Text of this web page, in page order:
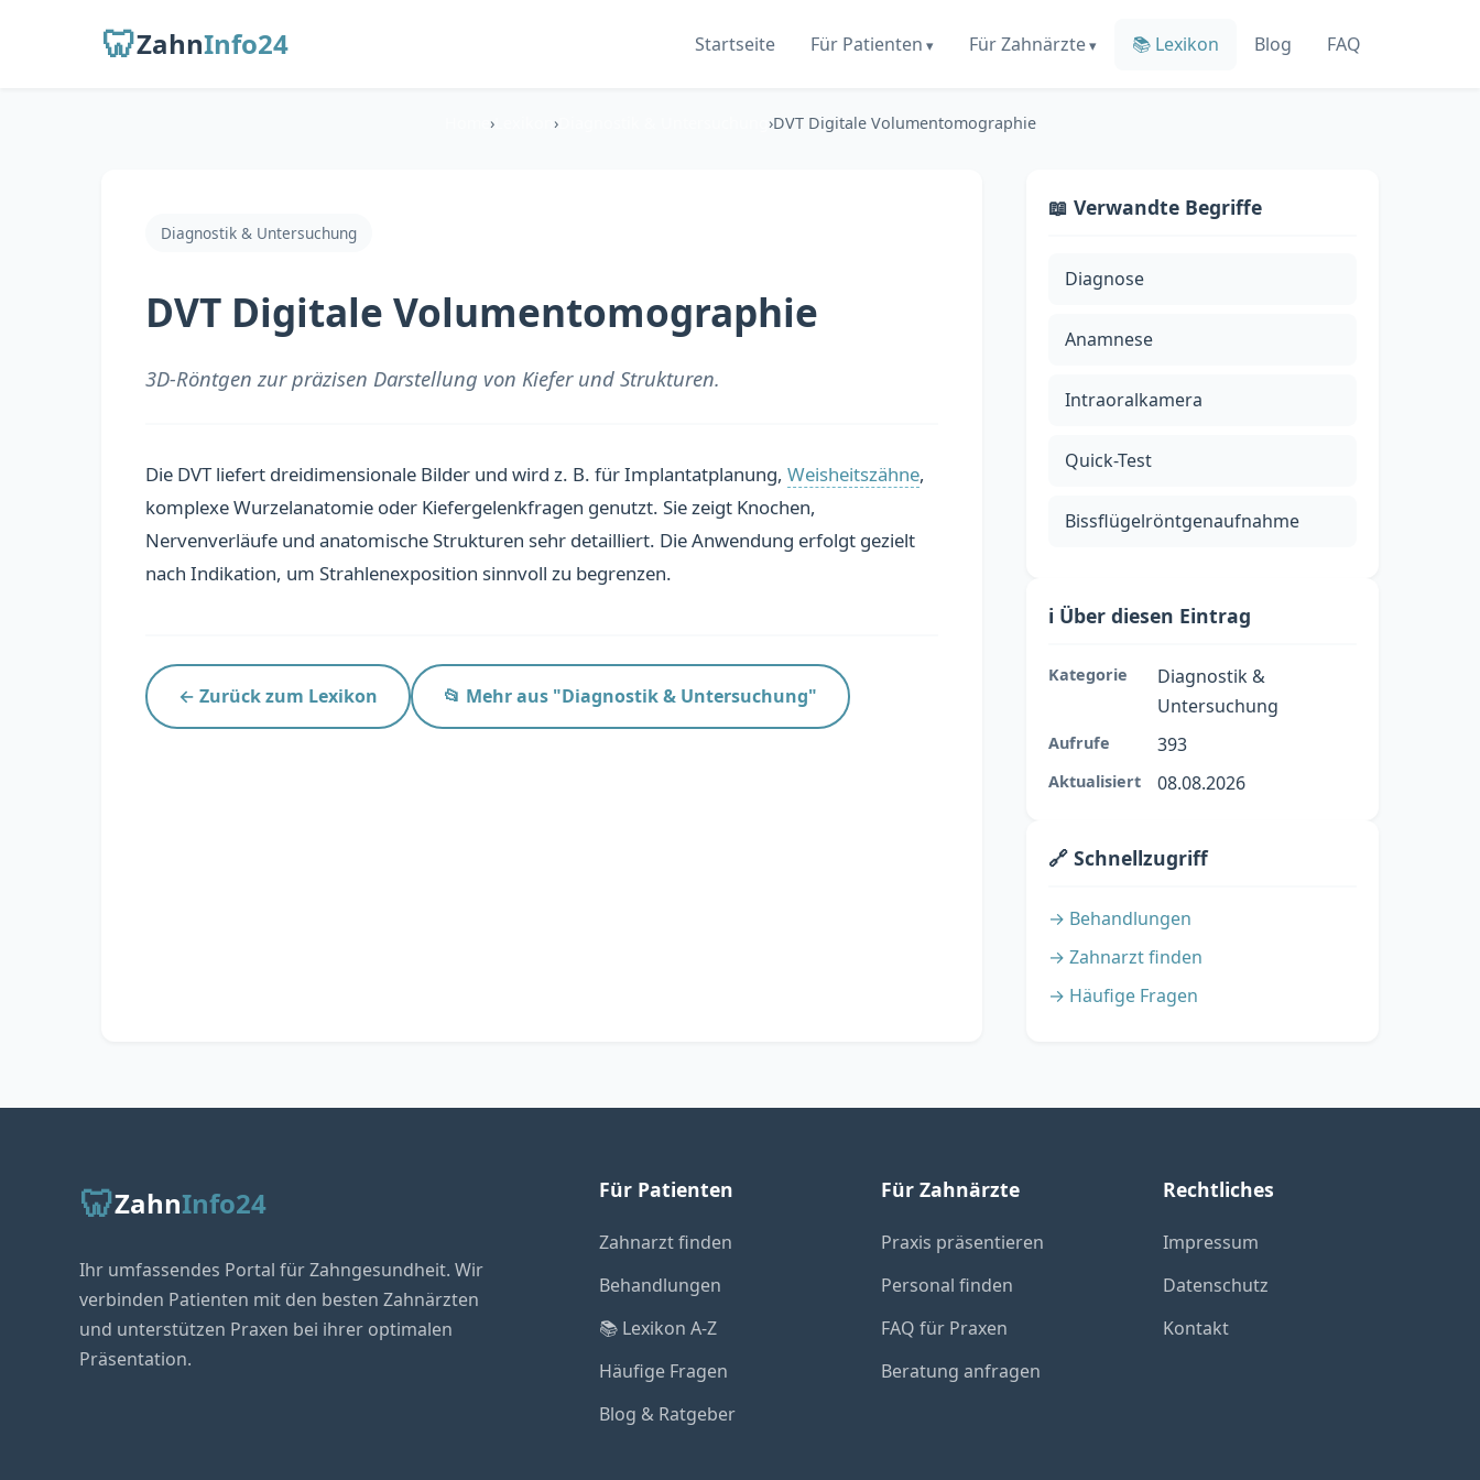
🦷ZahnInfo24 Startseite Für Patienten Für Zahnärzte 📚 Lexikon Blog FAQ
›Lexikon ›Diagnostik & Untersuchung ›DVT Digitale Volumentomographie
Diagnostik & Untersuchung
DVT Digitale Volumentomographie
3D-Röntgen zur präzisen Darstellung von Kiefer und Strukturen.
Die DVT liefert dreidimensionale Bilder und wird z. B. für Implantatplanung, Weisheitszähne,
komplexe Wurzelanatomie oder Kiefergelenkfragen genutzt. Sie zeigt Knochen,
Nervenverläufe und anatomische Strukturen sehr detailliert. Die Anwendung erfolgt gezielt
nach Indikation, um Strahlenexposition sinnvoll zu begrenzen.
← Zurück zum Lexikon 📂 Mehr aus "Diagnostik & Untersuchung"
📖 Verwandte Begriffe
Diagnose
Anamnese
Intraoralkamera
Quick-Test
Bissflügelröntgenaufnahme
ℹ️ Über diesen Eintrag
Kategorie
Diagnostik &
Untersuchung
Aufrufe 393
Aktualisiert 08.08.2026
🔗 Schnellzugriff
→ Behandlungen
→ Zahnarzt finden
→ Häufige Fragen
🦷ZahnInfo24
Ihr umfassendes Portal für Zahngesundheit. Wir
verbinden Patienten mit den besten Zahnärzten
und unterstützen Praxen bei ihrer optimalen
Präsentation.
Für Patienten
Zahnarzt finden
Behandlungen
📚 Lexikon A-Z
Häufige Fragen
Blog & Ratgeber
Für Zahnärzte
Praxis präsentieren
Personal finden
FAQ für Praxen
Beratung anfragen
Rechtliches
Impressum
Datenschutz
Kontakt